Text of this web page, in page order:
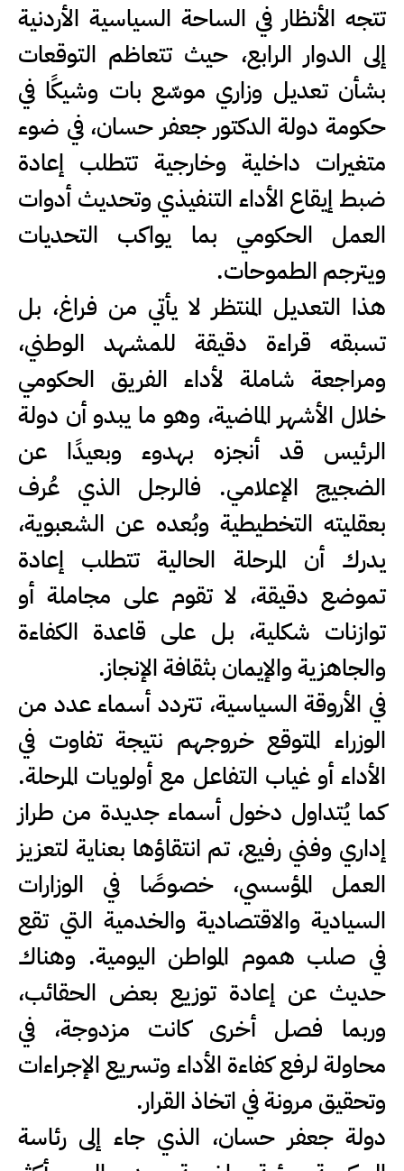
تتجه الأنظار في الساحة السياسية الأردنية
إلى الدوار الرابع، حيث تتعاظم التوقعات
بشأن تعديل وزاري موسّع بات وشيكًا في
حكومة دولة الدكتور جعفر حسان، في ضوء
متغيرات داخلية وخارجية تتطلب إعادة
ضبط إيقاع الأداء التنفيذي وتحديث أدوات
العمل الحكومي بما يواكب التحديات
ويترجم الطموحات.
هذا التعديل المنتظر لا يأتي من فراغ، بل
تسبقه قراءة دقيقة للمشهد الوطني،
ومراجعة شاملة لأداء الفريق الحكومي
خلال الأشهر الماضية، وهو ما يبدو أن دولة
الرئيس قد أنجزه بهدوء وبعيدًا عن
الضجيج الإعلامي. فالرجل الذي عُرف
بعقليته التخطيطية وبُعده عن الشعبوية،
يدرك أن المرحلة الحالية تتطلب إعادة
تموضع دقيقة، لا تقوم على مجاملة أو
توازنات شكلية، بل على قاعدة الكفاءة
والجاهزية والإيمان بثقافة الإنجاز.
في الأروقة السياسية، تتردد أسماء عدد من
الوزراء المتوقع خروجهم نتيجة تفاوت في
الأداء أو غياب التفاعل مع أولويات المرحلة.
كما يُتداول دخول أسماء جديدة من طراز
إداري وفني رفيع، تم انتقاؤها بعناية لتعزيز
العمل المؤسسي، خصوصًا في الوزارات
السيادية والاقتصادية والخدمية التي تقع
في صلب هموم المواطن اليومية. وهناك
حديث عن إعادة توزيع بعض الحقائب،
وربما فصل أخرى كانت مزدوجة، في
محاولة لرفع كفاءة الأداء وتسريع الإجراءات
وتحقيق مرونة في اتخاذ القرار.
دولة جعفر حسان، الذي جاء إلى رئاسة